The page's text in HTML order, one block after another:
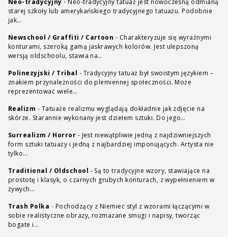
Neo-tradycyjny - Neo-tradycyjny tatuaż jest nowoczesną odmianą
starej szkoły lub amerykańskiego tradycyjnego tatuażu. Podobnie
jak…
Newschool / Graffiti / Cartoon - Charakteryzuje się wyraźnymi
konturami, szeroką gamą jaskrawych kolorów. Jest ulepszoną
wersją oldschoolu, stawia na…
Polinezyjski / Tribal - Tradycyjny tatuaż był swoistym językiem –
znakiem przynależności do plemiennej społeczności. Może
reprezentować wiele…
Realizm - Tatuaże realizmu wyglądają dokładnie jak zdjęcie na
skórze. Starannie wykonany jest dziełem sztuki. Do jego…
Surrealizm / Horror - Jest niewątpliwie jedną z najdziwniejszych
form sztuki tatuaży i jedną z najbardziej imponujących. Artysta nie
tylko…
Traditional / Oldschool - Są to tradycyjne wzory, stawiające na
prostotę i klasyk, o czarnych grubych konturach, z wypełnieniem w
żywych…
Trash Polka - Pochodzący z Niemiec styl z wzorami łączącymi w
sobie realistyczne obrazy, rozmazane smugi i napisy, tworząc
bogate i…